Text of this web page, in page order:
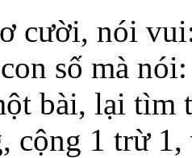
cười, nói
số mà
bài, lại tìm
cộng 1 trừ